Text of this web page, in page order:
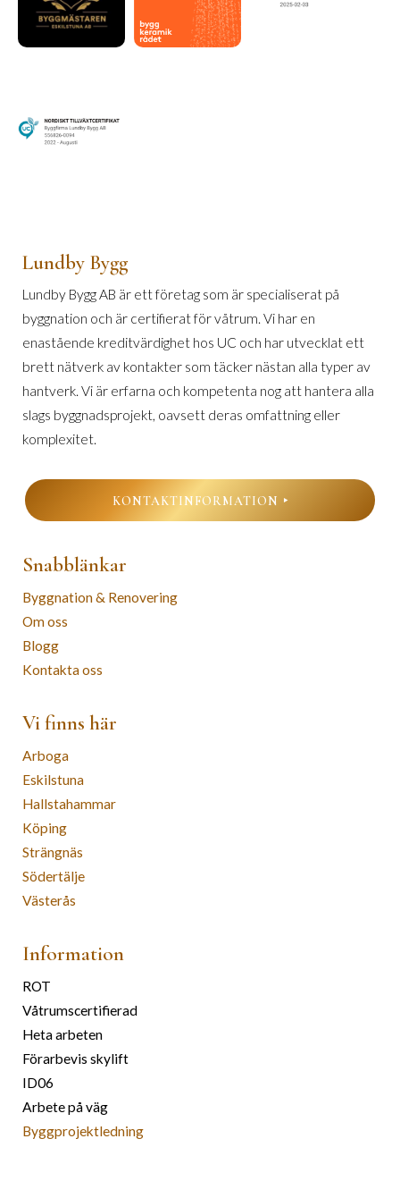
Lundby Bygg
Lundby Bygg AB är ett företag som är specialiserat på
byggnation och är certifierat för våtrum. Vi har en
enastående kreditvärdighet hos UC och har utvecklat ett
brett nätverk av kontakter som täcker nästan alla typer av
hantverk. Vi är erfarna och kompetenta nog att hantera alla
slags byggnadsprojekt, oavsett deras omfattning eller
komplexitet.
KONTAKTINFORMATION
Snabblänkar
Byggnation & Renovering
Om oss
Blogg
Kontakta oss
Vi finns här
Arboga
Eskilstuna
Hallstahammar
Köping
Strängnäs
Södertälje
Västerås
Information
ROT
Våtrumscertifierad
Heta arbeten
Förarbevis skylift
ID06
Arbete på väg
Byggprojektledning